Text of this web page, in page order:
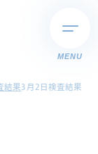
MENU
結果3月2日検査結果